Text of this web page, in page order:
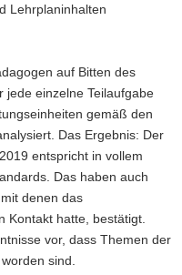
Lehrplaninhalten
auf Bitten des
jede einzelne Teilaufgabe
gemäß den
Das Ergebnis: Der
entspricht in vollem
Das haben auch
denen das
Kontakt hatte, bestätigt.
vor, dass Themen der
sind.